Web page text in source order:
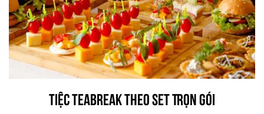
Tiệc Teabreak Theo Set Trọn Gói